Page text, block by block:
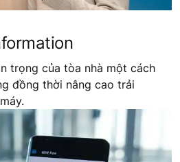
trọng của tòa nhà một cách
đồng thời nâng cao trải